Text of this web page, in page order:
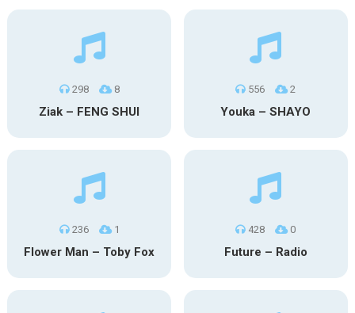
298 8
Ziak – FENG SHUI
556 2
Youka – SHAYO
236 1
Flower Man – Toby Fox
428 0
Future – Radio